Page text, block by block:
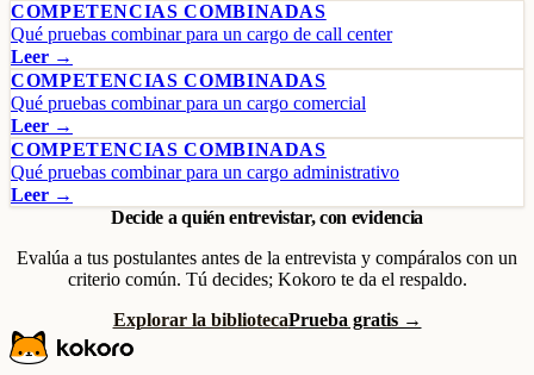
COMPETENCIAS COMBINADAS
Qué pruebas combinar para un cargo de call center
Leer →
COMPETENCIAS COMBINADAS
Qué pruebas combinar para un cargo comercial
Leer →
COMPETENCIAS COMBINADAS
Qué pruebas combinar para un cargo administrativo
Leer →
Decide a quién entrevistar, con evidencia
Evalúa a tus postulantes antes de la entrevista y compáralos con un
criterio común. Tú decides; Kokoro te da el respaldo.
Explorar la bibliotecaPrueba gratis →